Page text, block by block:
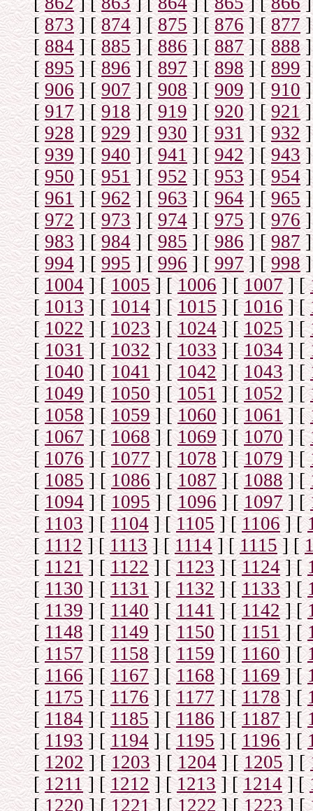
[873] [874] [875] [876] [877]
[884] [885] [886] [887] [888]
[895] [896] [897] [898] [899]
[906] [907] [908] [909] [910]
[917] [918] [ 919] [920] [921]
[928] [929] [930] [931] [932]
[939] [940] [941] [942] [943]
[950] [951] [952] [953] [954]
[961] [962] [963] [964] [965]
[972] [973] [974] [975] [976]
[983] [984] [985] [986] [987]
[994] [995] [996] [997] [998]
[1004] [1005] [1006] [1007] [
[1013] [1014] [1015] [1016] [
[1022] [1023] [1024] [1025] [
[1031] [1032] [1033 ] [1034] [
[1040] [1041] [1042] [1043] [
[1049] [1050] [1051] [1052] [
[1058] [1059] [1060] [1061] [
[1067] [1068] [1069] [1070] [
[1076] [1077] [1078] [1079] [
[1085] [1086] [1087] [1088] [
[1094] [1095] [1096 ] [1097] [
[1103] [1104] [1105] [1106] [
[1112] [1113] [1114] [1115] [
[1121] [1122] [1123] [1124] [
[1130] [1131] [1132] [1133] [
[1139] [1140] [1141] [1142] [
[1148] [1149] [1150] [1151] [
[1157] [1158] [1159] [1160] [
[1166] [1167] [1168] [1169] [
[1175] [1176] [1177] [1178] [
[1184] [1185] [1186] [1187] [
[1193] [1194] [1195] [1196] [
[1202] [1203] [1204] [1205] [
[1211] [1212] [1213] [1214] [
[1220] [1221] [1222] [1223] [